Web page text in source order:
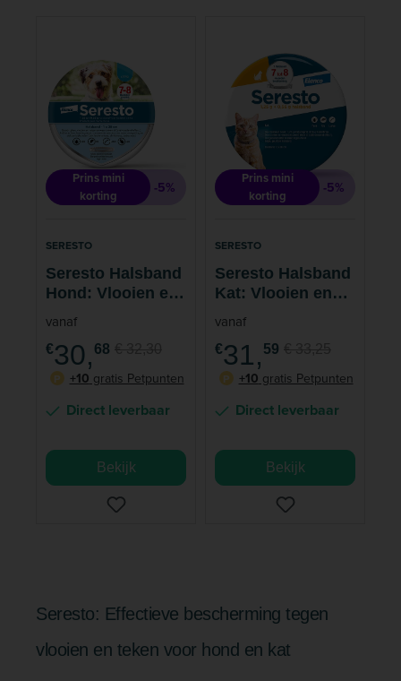
Prins mini
korting
-5%
SERESTO
Seresto Halsband
Hond: Vlooien en
Teken
tot 8 maanden -
Geurloos &
vanaf
€30, 68
P
+10 gratis Petpunten
Direct leverbaar
Bekijk
Prins mini
korting
-5%
SERESTO
Seresto Halsband
Kat: Vlooien en
Teken
tot 8 maanden -
Geurloos &
vanaf
€31, 59
P
+10 gratis Petpunten
Direct leverbaar
Bekijk
Seresto: Effectieve bescherming tegen
vlooien en teken voor hond en kat